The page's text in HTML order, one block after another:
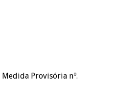
Provisória nº.